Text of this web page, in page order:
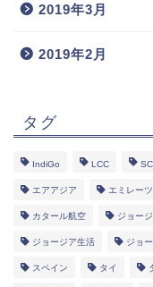
2019年3月
2019年2月
タグ
IndiGo LCC
エアアジア エミレー
カタール航空 ジョー
ジョージア生活 ジョ
スペイン タイ